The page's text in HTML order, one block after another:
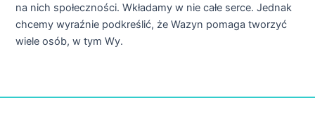
na nich społeczności. Wkładamy w nie całe serce. Jednak
chcemy wyraźnie podkreślić, że Wazyn pomaga tworzyć
wiele osób, w tym Wy.